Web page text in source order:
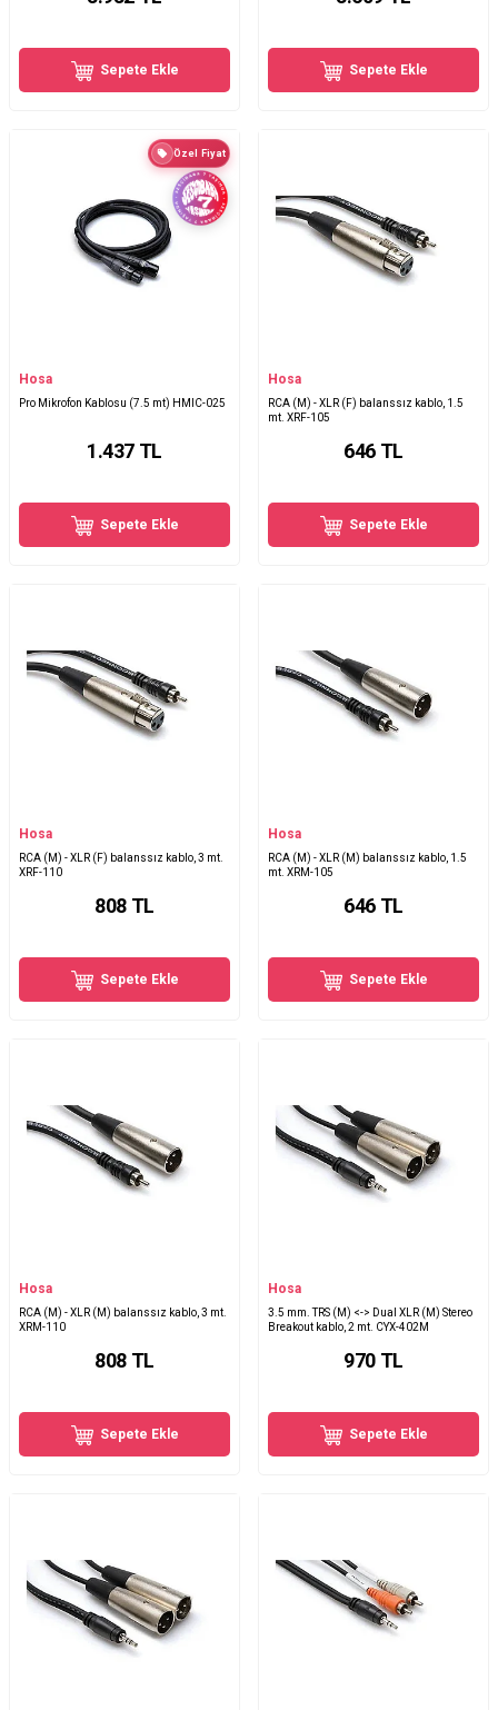
Sepete Ekle Sepete Ekle
Özel Fiyat
Hosa
Pro Mikrofon Kablosu (7.5 mt) HMIC-025
1.437 TL
Sepete Ekle
Hosa
RCA (M) - XLR (F) balanssız kablo, 1.5
mt. XRF-105
646 TL
Sepete Ekle
Hosa
RCA (M) - XLR (F) balanssız kablo, 3 mt.
XRF-110
808 TL
Sepete Ekle
Hosa
RCA (M) - XLR (M) balanssız kablo, 1.5
mt. XRM-105
646 TL
Sepete Ekle
Hosa
RCA (M) - XLR (M) balanssız kablo, 3 mt.
XRM-110
808 TL
Sepete Ekle
Hosa
3.5 mm. TRS (M) <-> Dual XLR (M) Stereo
Breakout kablo, 2 mt. CYX-402M
970 TL
Sepete Ekle